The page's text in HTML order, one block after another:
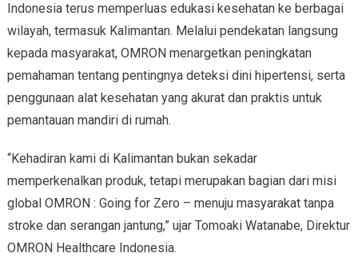
Indonesia terus memperluas edukasi kesehatan ke berbagai
wilayah, termasuk Kalimantan. Melalui pendekatan langsung
kepada masyarakat, OMRON menargetkan peningkatan
pemahaman tentang pentingnya deteksi dini hipertensi, serta
penggunaan alat kesehatan yang akurat dan praktis untuk
pemantauan mandiri di rumah.
“Kehadiran kami di Kalimantan bukan sekadar
memperkenalkan produk, tetapi merupakan bagian dari misi
global OMRON : Going for Zero – menuju masyarakat tanpa
stroke dan serangan jantung,” ujar Tomoaki Watanabe, Direktur
OMRON Healthcare Indonesia.